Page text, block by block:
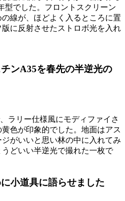
型でした。フロントスクリーン
線が、ほどよく入るところに置
に反射させたストロボ光を入れ
ンA35を春先の半逆光の
ラリー仕様風にモディファイさ
色が印象的でした。地面はアス
がいいと思い林の中に入れてみ
どいい半逆光で撮れた一枚で
小道具に語らせました